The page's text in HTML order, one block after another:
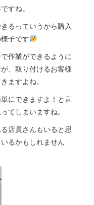
すね。
るっていうから購入
子です
作業ができるように
、取り付けるお客様
ますよね。
にできますよ！と言
てしまいますね。
店員さんもいると思
るかもしれません